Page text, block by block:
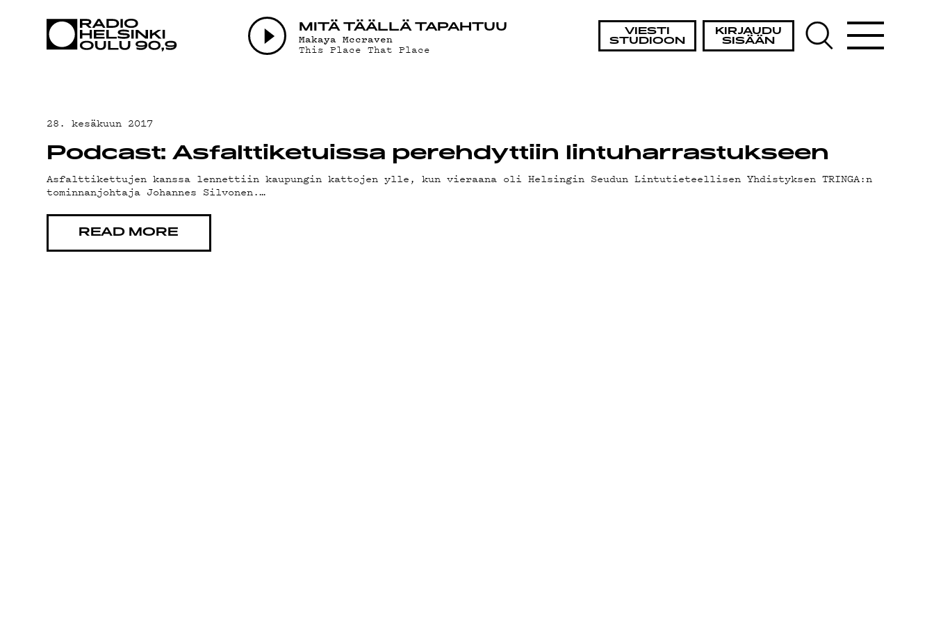
VIESTI
STUDIOON
KIRJAUDU
SISÄÄN
MITÄ TÄÄLLÄ TAPAHTUU
Makaya Mccraven
This Place That Place
AJANKOHTAISTA
TEKIJÄT
ON-DEMAND
PODCAST
28. kesäkuun 2017
Podcast: Asfalttiketuissa perehdyttiin lintuharrastukseen
Asfalttikettujen kanssa lennettiin kaupungin kattojen ylle, kun vieraana oli Helsingin Seudun Lintutieteellisen Yhdistyksen TRINGA:n
tominnanjohtaja Johannes Silvonen.…
READ MORE